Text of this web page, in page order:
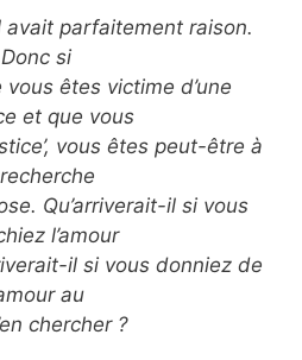
parfaitement raison.
Donc si
êtes victime d’une
et que vous
vous êtes peut-être à
Qu’arriverait-il si vous
l’amour
il si vous donniez de
au
chercher ?